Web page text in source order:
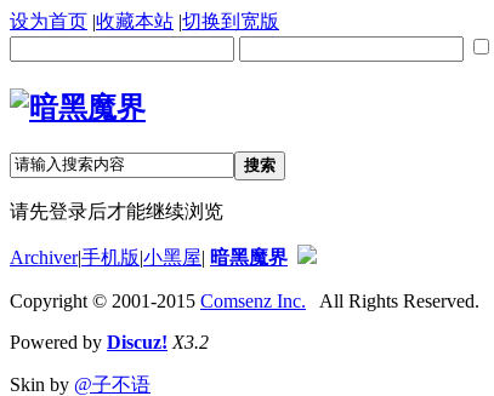
设为首页 |收藏本站 |切换到宽版
搜索
请先登录后才能继续浏览
Archiver|手机版|小黑屋| 暗黑魔界
Copyright © 2001-2015 Comsenz Inc. All Rights Reserved.
Powered by Discuz! X3.2
Skin by @子不语